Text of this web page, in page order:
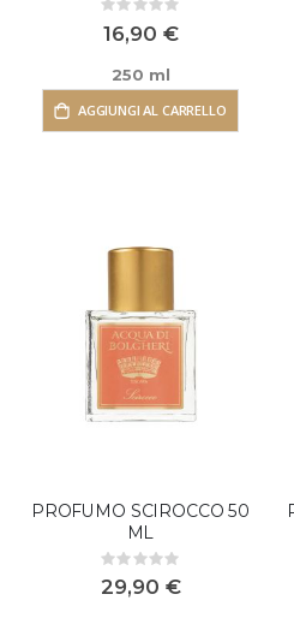
Rating:
0%
16,90 €
250 ml
AGGIUNGI AL CARRELLO
PROFUMO SCIROCCO 50
ML
Rating:
0%
29,90 €